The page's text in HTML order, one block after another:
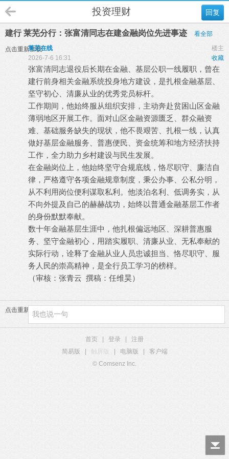
回复
投资理财
建行 莱芜分行：张富清同志在建金融岗位先进事迹 看全部
点击重新加载 楼主
莱芜在线
收藏
2026-7-6 16:31
张富清同志退役后长期在金融、基层公职一线履职，曾在
建行前身相关金融系统投身地方建设，是扎根金融基层、
坚守初心、清廉从业的优秀党员标杆。
工作期间，他始终服从组织安排，主动奔赴贫困山区金融
薄弱地区开展工作。面对山区金融资源匮乏、群众融资
难、基础服务缺失的现状，他不畏艰苦、扎根一线，认真
做好基层金融服务、普惠便民、资金统筹和地方经济扶持
工作，全力助力乡村建设与民生发展。
在金融岗位上，他始终坚守合规底线，恪尽职守、廉洁自
律，严格遵守各项金融规章制度，秉公办事、公私分明，
从不利用岗位便利谋取私利。他淡泊名利、低调务实，从
不向外提及自己的赫赫战功，始终以普通金融基层工作者
的身份默默奉献。
数十年金融基层生涯中，他扎根偏远地区、深耕普惠服
务、坚守金融初心，用踏实履职、清廉从业、无私奉献的
实际行动，诠释了金融从业人员忠诚担当、恪尽职守、服
务人民的崇高精神，是全行员工学习的榜样。
（审核：张青云 撰稿：任维昊）
点击重新加载
首页 登录
注册
简易版
触屏版 电脑版
客户端
© Comsenz Inc.